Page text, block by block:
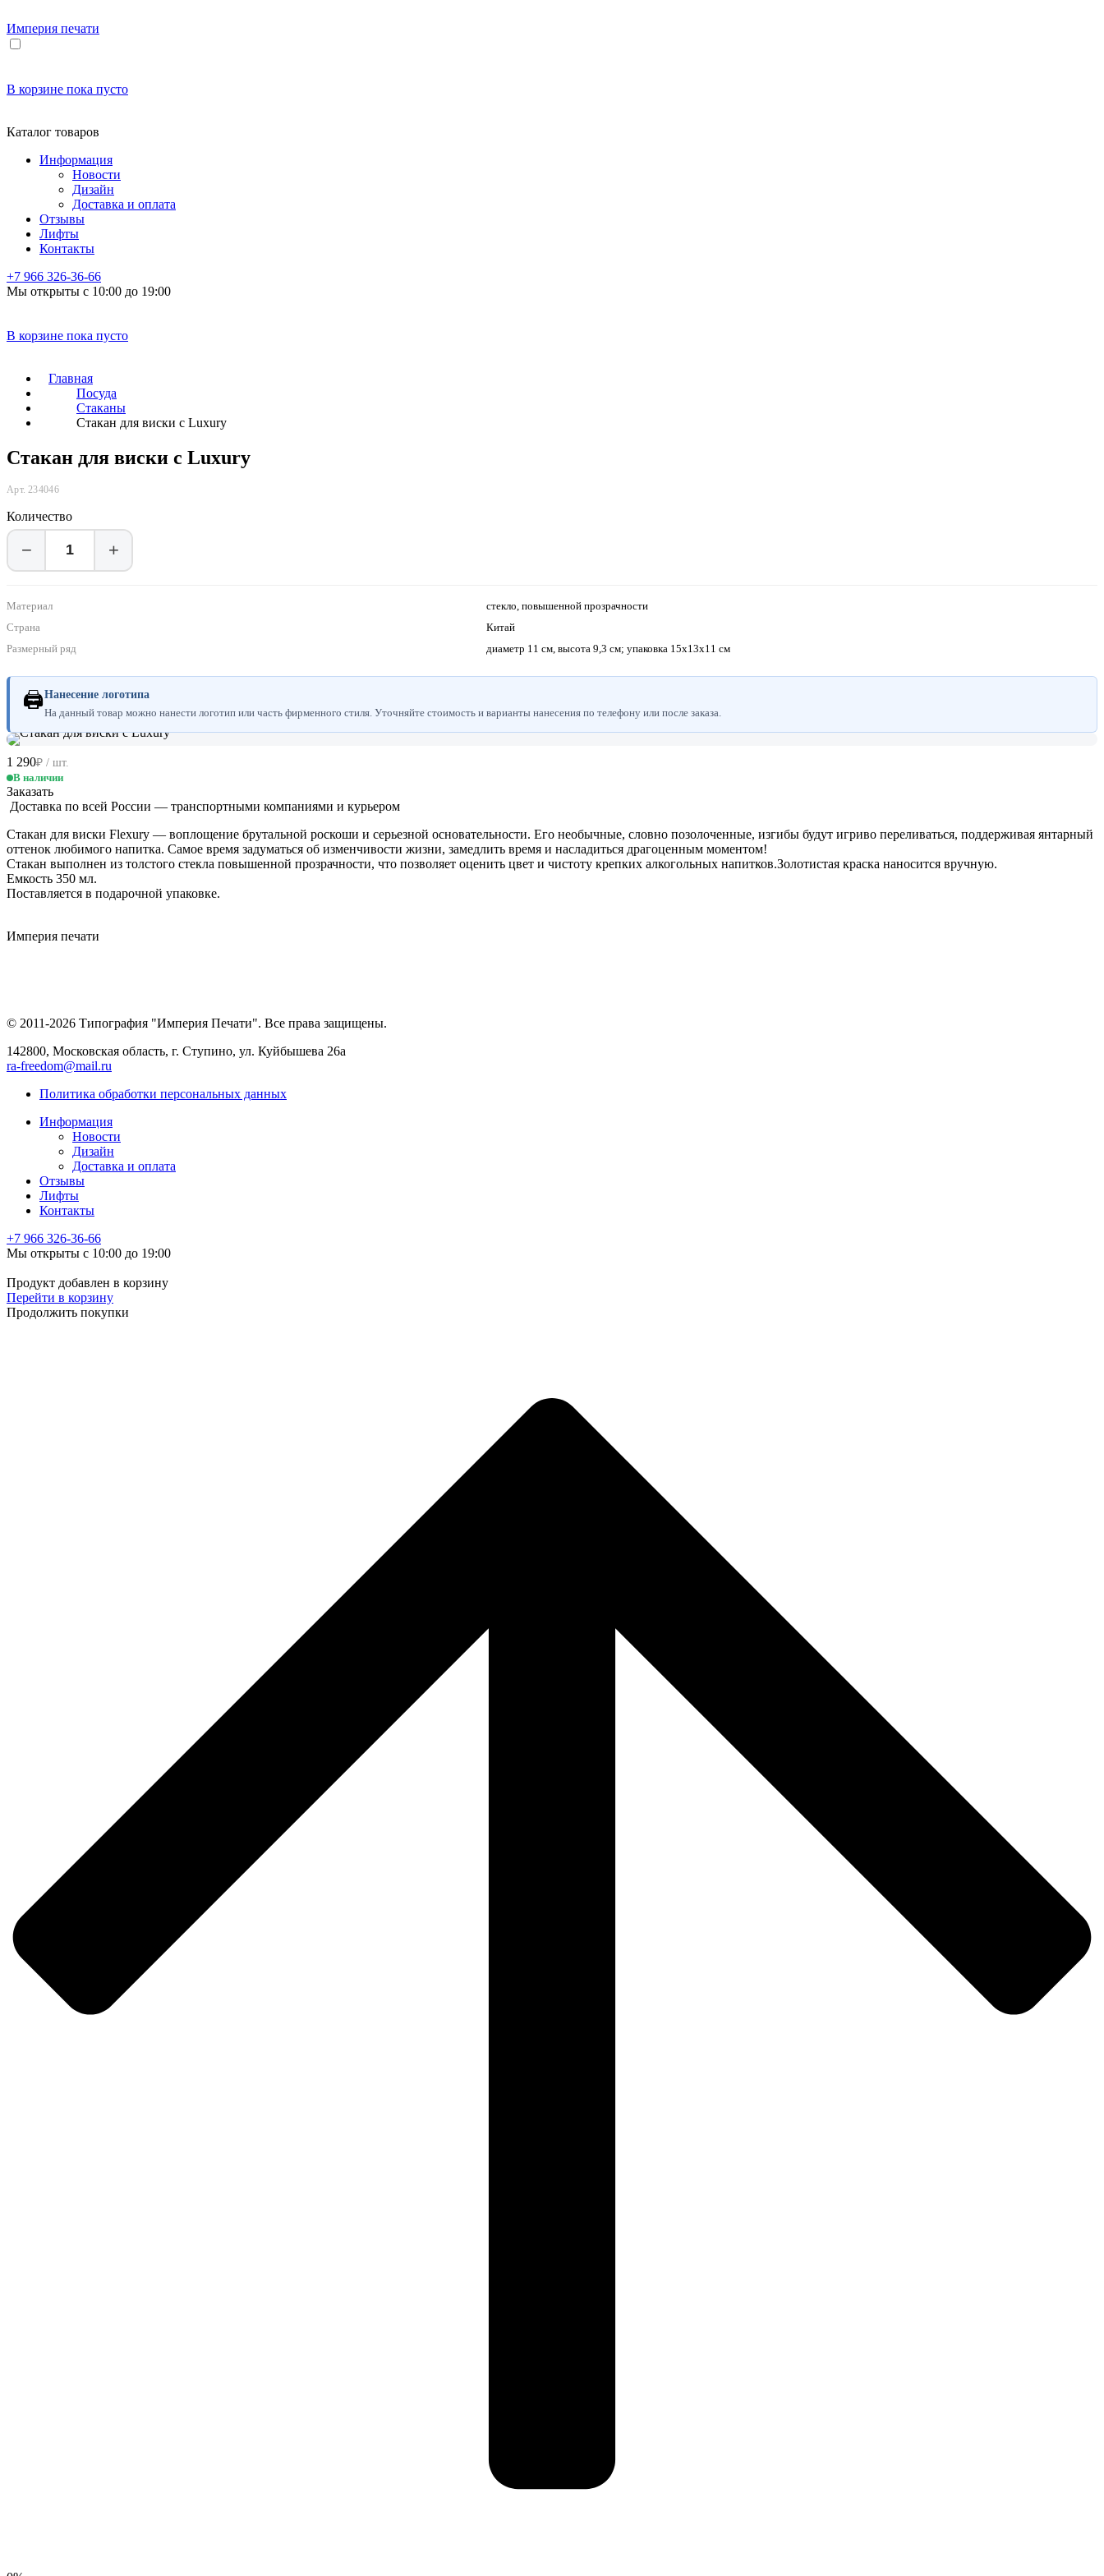
Империя печати
В корзине пока пусто
Каталог товаров
Информация
Новости
Дизайн
Доставка и оплата
Отзывы
Лифты
Контакты
+7 966 326-36-66
Мы открыты с 10:00 до 19:00
В корзине пока пусто
Главная
Посуда
Стаканы
Стакан для виски с Luxury
Стакан для виски с Luxury
Арт. 234046
Количество
− +
Материал
стекло, повышенной прозрачности
Страна
Китай
Размерный ряд
диаметр 11 см, высота 9,3 см; упаковка 15х13х11 см
🖨Нанесение логотипа
На данный товар можно нанести логотип или часть фирменного стиля. Уточняйте стоимость и варианты нанесения по телефону или после заказа.
1 290₽ / шт.
В наличии
Заказать
Доставка по всей России — транспортными компаниями и курьером
Стакан для виски Flexury — воплощение брутальной роскоши и серьезной основательности. Его необычные, словно позолоченные, изгибы будут игриво переливаться, поддерживая янтарный
оттенок любимого напитка. Самое время задуматься об изменчивости жизни, замедлить время и насладиться драгоценным моментом!
Стакан выполнен из толстого стекла повышенной прозрачности, что позволяет оценить цвет и чистоту крепких алкогольных напитков.Золотистая краска наносится вручную.
Емкость 350 мл.
Поставляется в подарочной упаковке.
Империя печати
© 2011-2026 Типография "Империя Печати". Все права защищены.
142800, Московская область, г. Ступино, ул. Куйбышева 26а
ra-freedom@mail.ru
Политика обработки персональных данных
Информация
Новости
Дизайн
Доставка и оплата
Отзывы
Лифты
Контакты
+7 966 326-36-66
Мы открыты с 10:00 до 19:00
Продукт добавлен в корзину
Перейти в корзину
Продолжить покупки